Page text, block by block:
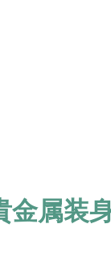
金属装